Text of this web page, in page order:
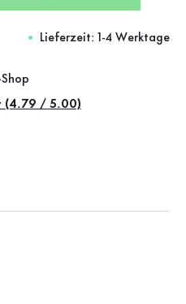
Lieferzeit: 1-4 Werktage
(4.79 / 5.00)